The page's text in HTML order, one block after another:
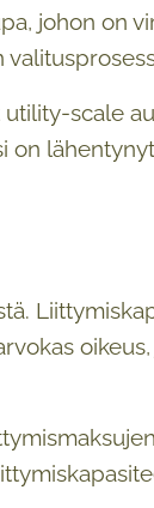
johon on
scale
on